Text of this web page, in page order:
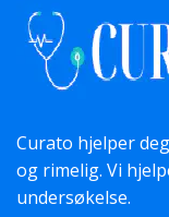
Curato hjelper
og rimelig. Vi
undersøkelse.